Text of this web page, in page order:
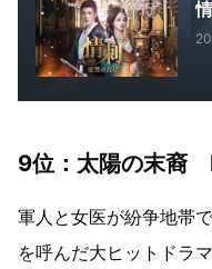
9位： 太陽の末裔
軍人と女医が紛争地帯
を呼んだ大ヒットドラマ